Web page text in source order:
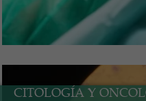
CITOLOGÍA Y